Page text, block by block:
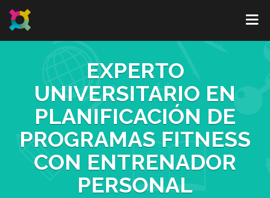
EXPERTO
UNIVERSITARIO EN
PLANIFICACIÓN DE
PROGRAMAS FITNESS
CON ENTRENADOR
PERSONAL